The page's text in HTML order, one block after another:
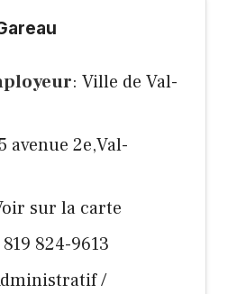
: Ville de Val-
avenue 2e,Val-
sur la carte
819 824-9613
/